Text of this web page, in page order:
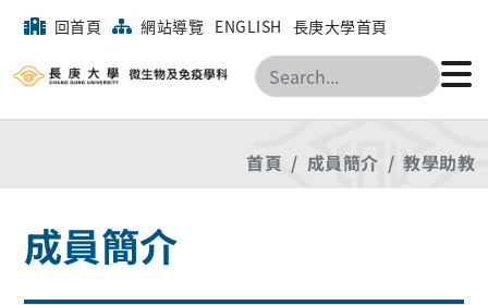
回首頁 網站導覽 ENGLISH 長庚大學首頁
搜尋
首頁 成員簡介 教學助教
成員簡介